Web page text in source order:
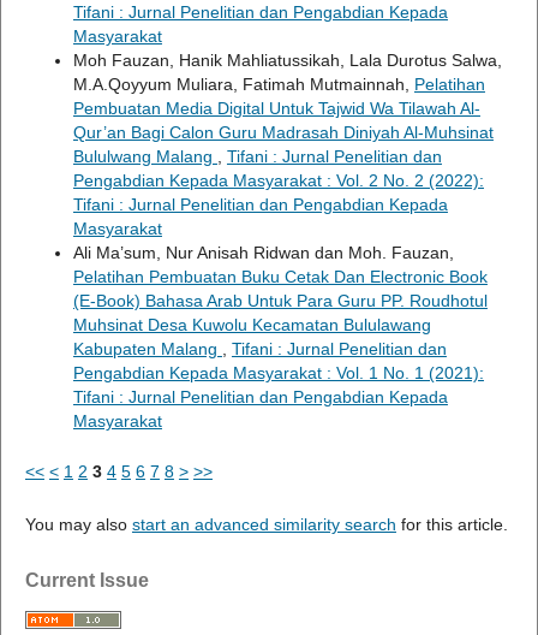
Tifani : Jurnal Penelitian dan Pengabdian Kepada
Masyarakat
Moh Fauzan, Hanik Mahliatussikah, Lala Durotus Salwa,
M.A.Qoyyum Muliara, Fatimah Mutmainnah, Pelatihan
Pembuatan Media Digital Untuk Tajwid Wa Tilawah Al-
Qur’an Bagi Calon Guru Madrasah Diniyah Al-Muhsinat
Bululwang Malang
Tifani : Jurnal Penelitian dan
Pengabdian Kepada Masyarakat : Vol. 2 No. 2 (2022):
Tifani : Jurnal Penelitian dan Pengabdian Kepada
Masyarakat
Ali Ma’sum, Nur Anisah Ridwan dan Moh. Fauzan,
Pelatihan Pembuatan Buku Cetak Dan Electronic Book
(E-Book) Bahasa Arab Untuk Para Guru PP. Roudhotul
Muhsinat Desa Kuwolu Kecamatan Bululawang
Kabupaten Malang
Tifani : Jurnal Penelitian dan
Pengabdian Kepada Masyarakat : Vol. 1 No. 1 (2021):
Tifani : Jurnal Penelitian dan Pengabdian Kepada
Masyarakat
<< < 1 2 3 4 5 6 7 8 > >>
You may also start an advanced similarity search for this article.
Current Issue